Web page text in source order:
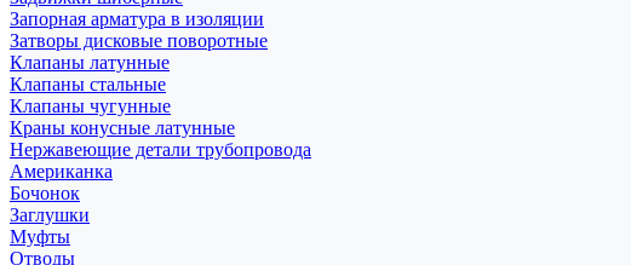
Запорная арматура в изоляции
Затворы дисковые поворотные
Клапаны латунные
Клапаны стальные
Клапаны чугунные
Краны конусные латунные
Нержавеющие детали трубопровода
Американка
Бочонок
Заглушки
Муфты
Отводы